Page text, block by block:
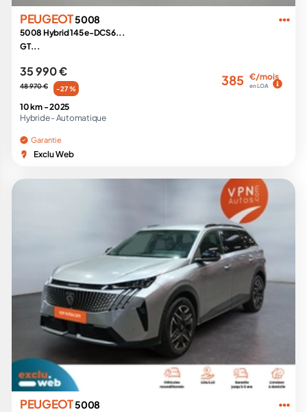
PEUGEOT5008
5008 Hybrid 145 e-DCS6...
GT...
35 990 €
48 970 € -27 %
385 €/mois
en LOA
10 km -2025
Hybride - Automatique
Garantie
Exclu Web
PEUGEOT5008